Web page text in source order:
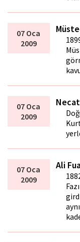
07 Oca
2009
07 Oca
2009
07 Oca
2009
Ali